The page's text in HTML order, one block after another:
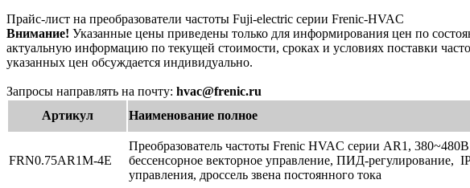
Прайс-лист на преобразователи частоты Fuji-electric серии Frenic-HVAC
Внимание! Указанные цены приведены только для информирования цен по
актуальную информацию по текущей стоимости, сроках и условиях поставки
указанных цен обсуждается индивидуально.
Запросы направлять на почту: hvac@frenic.ru
Артикул
Наименование полное
FRN0.75AR1M-4E
Преобразователь частоты Frenic HVAC серии AR1,
бессенсорное векторное управление, ПИД-
управления, дроссель звена постоянного тока